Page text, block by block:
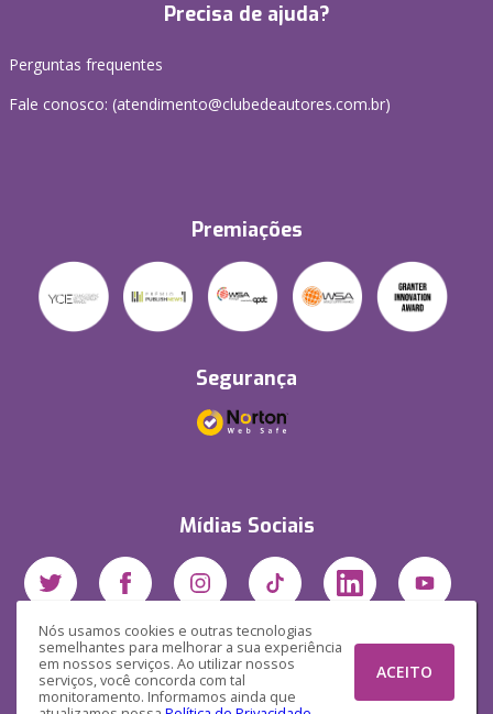
Nós usamos cookies e outras tecnologias
semelhantes para melhorar a sua experiência
em nossos serviços. Ao utilizar nossos
serviços, você concorda com tal
monitoramento. Informamos ainda que
ACEITO
Precisa de ajuda?
Perguntas frequentes
Fale conosco: (atendimento@clubedeautores.com.br)
Premiações
Segurança
Mídias Sociais